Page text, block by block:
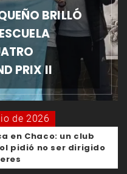
BRILLÓ
PRIX II
de 2026
en Chaco: un club
pidió no ser dirigido